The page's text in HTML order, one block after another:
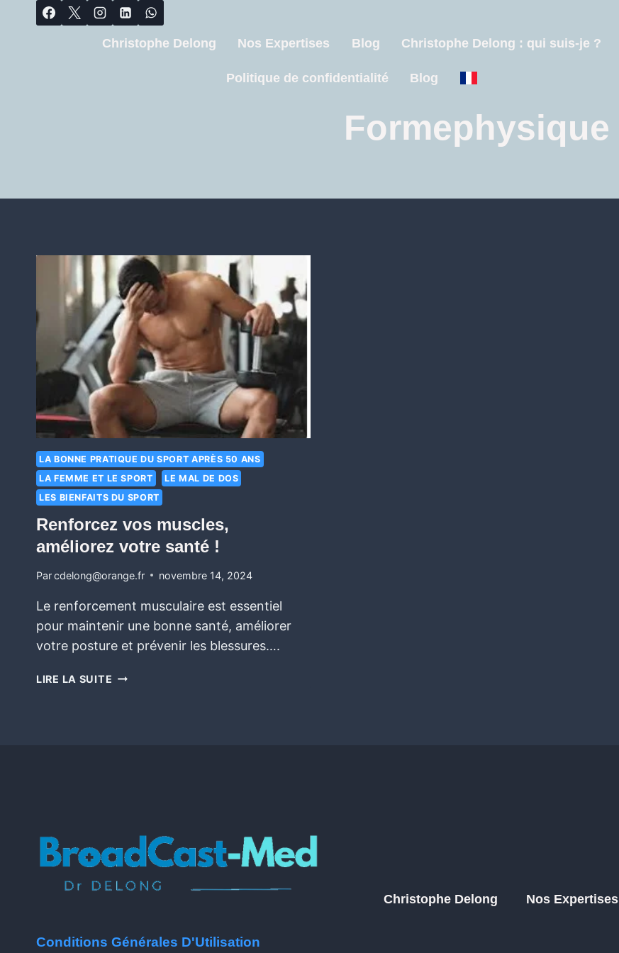
Christophe Delong Nos Expertises Blog Christophe Delong : qui suis-je ?
Politique de confidentialité Blog
Formephysique
LA BONNE PRATIQUE DU SPORT APRÈS 50 ANS
LA FEMME ET LE SPORT
LE MAL DE DOS
LES BIENFAITS DU SPORT
Renforcez vos muscles,
améliorez votre santé !
Parcdelong@orange.fr novembre 14, 2024
Le renforcement musculaire est essentiel
pour maintenir une bonne santé, améliorer
votre posture et prévenir les blessures….
LIRE LA SUITE
Conditions Générales D'Utilisation
Christophe Delong Nos Expertises